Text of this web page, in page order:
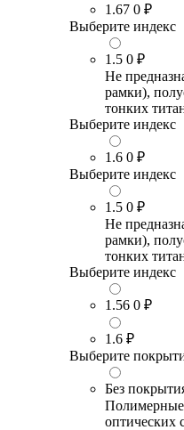
1.67 0 ₽
Выберите индекс
1.5 0 ₽
Не
рамки),
тонких
Выберите индекс
1.6 0 ₽
Выберите индекс
1.5 0 ₽
Не
рамки),
тонких
Выберите индекс
1.56 0 ₽
1.6 ₽
Выберите
Без
оптических